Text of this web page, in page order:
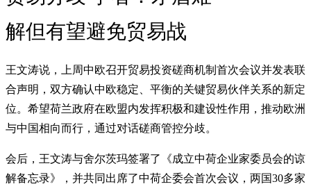
解但有望避免贸易战
王文涛说，上周中欧召开贸易投资磋商机制首次会议并发表联
合声明，双方确认中欧稳定、平衡的关键贸易伙伴关系的新定
位。希望荷兰政府在欧盟内发挥积极和建设性作用，推动欧洲
与中国相向而行，通过对话磋商管控分歧。
会后，王文涛与舍尔茨玛签署了《成立中荷企业家委员会的谅
解备忘录》，并共同出席了中荷企委会首次会议，两国30多家